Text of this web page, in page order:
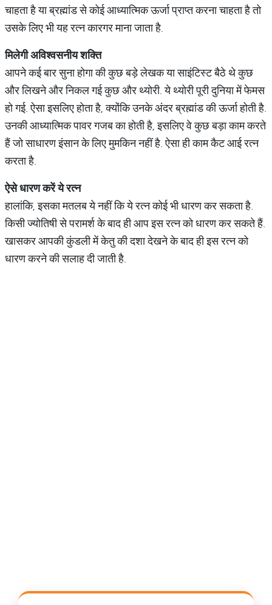
चाहता है या ब्रह्मांड से कोई आध्यात्मिक ऊर्जा प्राप्त करना चाहता है तो
उसके लिए भी यह रत्न कारगर माना जाता है.
मिलेगीअविश्वसनीयशक्ति
आपने कई बार सुना होगा की कुछ बड़े लेखक या साइंटिस्ट बैठे थे कुछ
और लिखने और निकल गई कुछ और थ्योरी. ये थ्योरी पूरी दुनिया में फेमस
हो गई. ऐसा इसलिए होता है, क्योंकि उनके अंदर ब्रह्मांड की ऊर्जा होती है.
उनकी आध्यात्मिक पावर गजब का होती है, इसलिए वे कुछ बड़ा काम करते
हैं जो साधारण इंसान के लिए मुमकिन नहीं है. ऐसा ही काम कैट आई रत्न
करता है.
ऐसेधारणकरेंयेरत्न
हालांकि, इसका मतलब ये नहीं कि ये रत्न कोई भी धारण कर सकता है.
किसी ज्योतिषी से परामर्श के बाद ही आप इस रत्न को धारण कर सकते हैं.
खासकर आपकी कुंडली में केतु की दशा देखने के बाद ही इस रत्न को
धारण करने की सलाह दी जाती है.